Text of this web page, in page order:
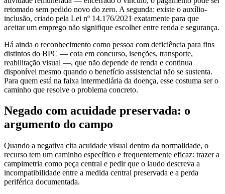
retomado sem pedido novo do zero. A segunda: existe o auxílio-
inclusão, criado pela Lei nº 14.176/2021 exatamente para que
aceitar um emprego não signifique escolher entre renda e segurança.
Há ainda o reconhecimento como pessoa com deficiência para fins
distintos do BPC — cota em concurso, isenções, transporte,
reabilitação visual —, que não depende de renda e continua
disponível mesmo quando o benefício assistencial não se sustenta.
Para quem está na faixa intermediária da doença, esse costuma ser o
caminho que resolve o problema concreto.
Negado com acuidade preservada: o
argumento do campo
Quando a negativa cita acuidade visual dentro da normalidade, o
recurso tem um caminho específico e frequentemente eficaz: trazer a
campimetria como peça central e pedir que o laudo descreva a
incompatibilidade entre a medida central preservada e a perda
periférica documentada.